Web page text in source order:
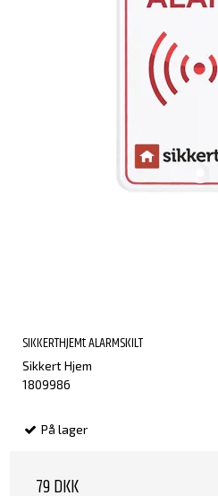
SIKKERTHJEMt ALARMSKILT
Sikkert Hjem
1809986
På lager
79 DKK